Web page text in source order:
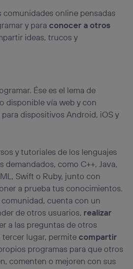
comunidades online pensadas
y paraconocer a otros
ideas, trucos y
Ése es el lema de
disponible vía web y con
dispositivos Android, iOS y
y tutoriales de los lenguajes
demandados, como C++, Java,
Swift o Ruby, junto con
a prueba tus conocimientos.
comunidad, cuenta con un
de otros usuarios, realizar
a las preguntas de otros
tercer lugar, permitecompartir
programas para que otros
comenten o mejoren con sus